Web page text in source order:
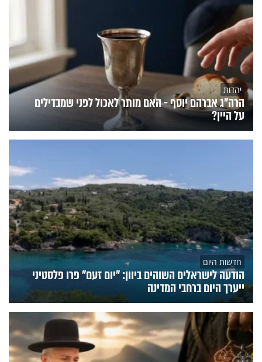
יהדות
הרה"ג אברהם יוסף - האם מותר לאכול לפני שמבדילים
על היין?
חדשות היום
הודעה לישראלים השוהים ביוון: "יום זעם" פרו פלסטיני
ייערך היום ברחבי המדינה